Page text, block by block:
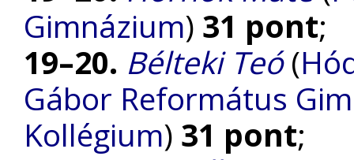
Gimnázium) 31 pont;
19–20. Bélteki Teó(
Gábor Református
Kollégium) 31 pont;